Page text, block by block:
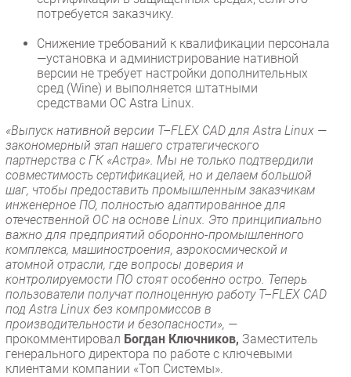
потребуется заказчику.
Снижение требований к квалификации персонала
—установка и администрирование нативной
версии не требует настройки дополнительных
сред (Wine) и выполняется штатными
средствами ОС Astra Linux.
«Выпуск нативной версии T–FLEX CAD для Astra Linux —
закономерный этап нашего стратегического
партнерства с ГК «Астра». Мы не только подтвердили
совместимость сертификацией, но и делаем большой
шаг, чтобы предоставить промышленным заказчикам
инженерное ПО, полностью адаптированное для
отечественной ОС на основе Linux. Это принципиально
важно для предприятий оборонно-промышленного
комплекса, машиностроения, аэрокосмической и
атомной отрасли, где вопросы доверия и
контролируемости ПО стоят особенно остро. Теперь
пользователи получат полноценную работу T–FLEX CAD
под Astra Linux без компромиссов в
производительности и безопасности», —
прокомментировал Богдан Ключников, Заместитель
генерального директора по работе с ключевыми
клиентами компании «Топ Системы».